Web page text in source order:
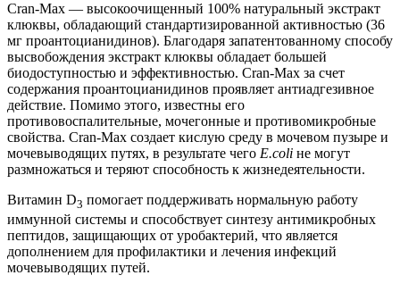
Cran-Max — высокоочищенный 100% натуральный экстракт
клюквы, обладающий стандартизированной активностью (36
мг проантоцианидинов). Благодаря запатентованному способу
высвобождения экстракт клюквы обладает большей
биодоступностью и эффективностью. Cran-Max за счет
содержания проантоцианидинов проявляет антиадгезивное
действие. Помимо этого, известны его
противовоспалительные, мочегонные и противомикробные
свойства. Cran-Max создает кислую среду в мочевом пузыре и
мочевыводящих путях, в результате чего E.coli не могут
размножаться и теряют способность к жизнедеятельности.
Витамин D3 помогает поддерживать нормальную работу
иммунной системы и способствует синтезу антимикробных
пептидов, защищающих от уробактерий, что является
дополнением для профилактики и лечения инфекций
мочевыводящих путей.